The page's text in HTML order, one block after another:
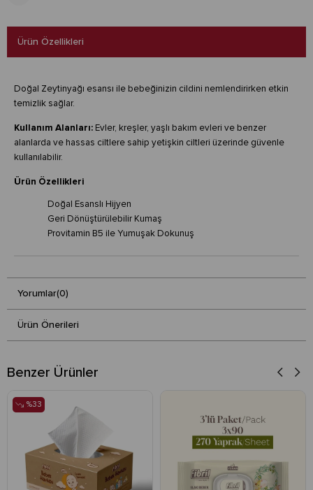
Ürün Özellikleri
Doğal Zeytinyağı esansı ile bebeğinizin cildini nemlendirirken etkin
temizlik sağlar.
Kullanım Alanları: Evler, kreşler, yaşlı bakım evleri ve benzer
alanlarda ve hassas ciltlere sahip yetişkin ciltleri üzerinde güvenle
kullanılabilir.
Ürün Özellikleri
Doğal Esanslı Hijyen
Geri Dönüştürülebilir Kumaş
Provitamin B5 ile Yumuşak Dokunuş
Yorumlar(0)
Ürün Önerileri
Benzer Ürünler
%33